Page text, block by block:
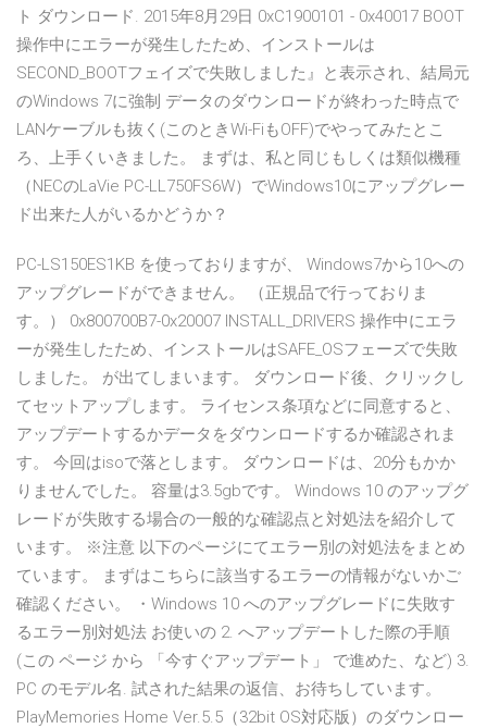
ト ダウンロード. 2015年8月29日 0xC1900101 - 0x40017 BOOT
操作中にエラーが発生したため、インストールは
SECOND_BOOTフェイズで失敗しました』と表示され、結局元
のWindows 7に強制 データのダウンロードが終わった時点で
LANケーブルも抜く(このときWi-FiもOFF)でやってみたとこ
ろ、上手くいきました。 まずは、私と同じもしくは類似機種
（NECのLaVie PC-LL750FS6W）でWindows10にアップグレー
ド出来た人がいるかどうか？
PC-LS150ES1KB を使っておりますが、 Windows7から10への
アップグレードができません。 （正規品で行っておりま
す。） 0x800700B7-0x20007 INSTALL_DRIVERS 操作中にエラ
ーが発生したため、インストールはSAFE_OSフェーズで失敗
しました。 が出てしまいます。 ダウンロード後、クリックし
てセットアップします。 ライセンス条項などに同意すると、
アップデートするかデータをダウンロードするか確認されま
す。 今回はisoで落とします。 ダウンロードは、20分もかか
りませんでした。 容量は3.5gbです。 Windows 10 のアップグ
レードが失敗する場合の一般的な確認点と対処法を紹介して
います。 ※注意 以下のページにてエラー別の対処法をまとめ
ています。 まずはこちらに該当するエラーの情報がないかご
確認ください。 ・Windows 10 へのアップグレードに失敗す
るエラー別対処法 お使いの 2. へアップデートした際の手順
(この ページ から 「今すぐアップデート」 で進めた、など) 3.
PC のモデル名. 試された結果の返信、お待ちしています。
PlayMemories Home Ver.5.5（32bit OS対応版）のダウンロー